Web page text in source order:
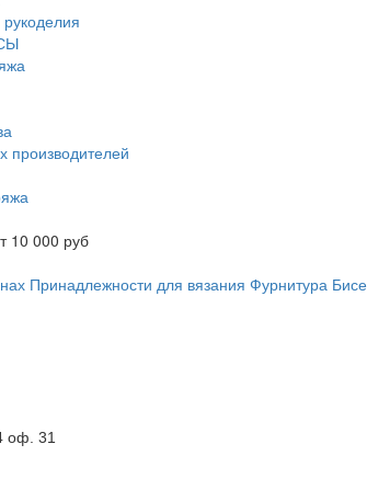
производителей
10 000 руб
Принадлежности для вязания Фурнитура
оф. 31